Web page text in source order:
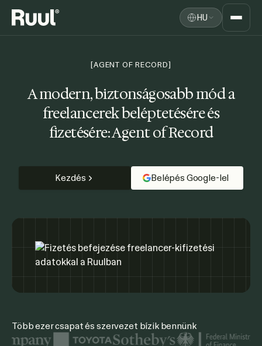
Ruul kezdőlap HU
Források
[AGENT OF RECORD]
A modern, biztonságosabb mód a
freelancerek beléptetésére és
fizetésére:Agent of Record
Kezdés Belépés Google-lel
Több ezer csapat és szervezet bízik bennünk